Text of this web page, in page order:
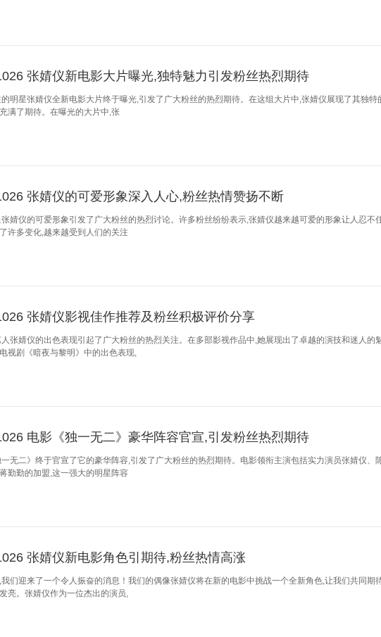
张婧仪新电影大片曝光,独特魅力引发粉丝热烈期待
明星张婧仪全新电影大片终于曝光,引发了广大粉丝的热烈期待。在这组大片中,张婧仪展现了其独
充满了期待。在曝光的大片中,张
张婧仪的可爱形象深入人心,粉丝热情赞扬不断
婧仪的可爱形象引发了广大粉丝的热烈讨论。许多粉丝纷纷表示,张婧仪越来越可爱的形象让人忍不
许多变化,越来越受到人们的关注
张婧仪影视佳作推荐及粉丝积极评价分享
张婧仪的出色表现引起了广大粉丝的热烈关注。在多部影视作品中,她展现出了卓越的演技和迷人的
视剧《暗夜与黎明》中的出色表现,
电影《独一无二》豪华阵容官宣,引发粉丝热烈期待
无二》终于官宣了它的豪华阵容,引发了广大粉丝的热烈期待。电影领衔主演包括实力演员张婧仪、
勤勤的加盟,这一强大的明星阵容
张婧仪新电影角色引期待,粉丝热情高涨
们迎来了一个令人振奋的消息！我们的偶像张婧仪将在新的电影中挑战一个全新角色,让我们共同期
亮。张婧仪作为一位杰出的演员,